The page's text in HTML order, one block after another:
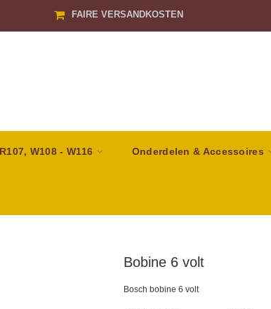
FAIRE VERSANDKOSTEN
R107, W108 - W116 Onderdelen & Accessoires
Bobine 6 volt
Bosch bobine 6 volt